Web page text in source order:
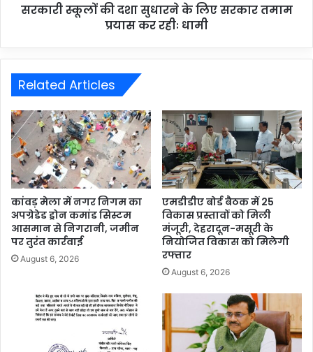
सरकारी स्कूलों की दशा सुधारने के लिए सरकार तमाम
प्रयास कर रहीः धामी
Related Articles
कांवड़ मेला में नगर निगम का
अपग्रेडेड ड्रोन कमांड सिस्टम
आसमान से निगरानी, जमीन
पर तुरंत कार्रवाई
August 6, 2026
एमडीडीए बोर्ड बैठक में 25
विकास प्रस्तावों को मिली
मंजूरी, देहरादून-मसूरी के
नियोजित विकास को मिलेगी
रफ्तार
August 6, 2026